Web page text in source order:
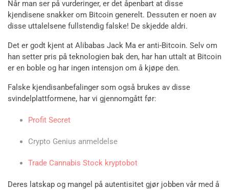
Når man ser på vurderinger, er det åpenbart at disse
kjendisene snakker om Bitcoin generelt. Dessuten er noen av
disse uttalelsene fullstendig falske! De skjedde aldri.
Det er godt kjent at Alibabas Jack Ma er anti-Bitcoin. Selv om
han setter pris på teknologien bak den, har han uttalt at Bitcoin
er en boble og har ingen intensjon om å kjøpe den.
Falske kjendisanbefalinger som også brukes av disse
svindelplattformene, har vi gjennomgått før:
Profit Secret
Crypto Genius anmeldelse
Trade Cannabis Stock kryptobot
Deres latskap og mangel på autentisitet gjør jobben vår med å